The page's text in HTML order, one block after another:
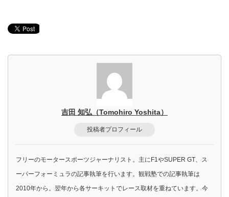
吉田 知弘（Tomohiro Yoshita）
投稿者プロフィール
フリーのモータースポーツジャーナリスト。主にF1やSUPER GT、ス
ーパーフォーミュラの記事執筆を行います。観戦塾での記事執筆は
2010年から。翌年から各サーキットでレース取材を重ねています。今